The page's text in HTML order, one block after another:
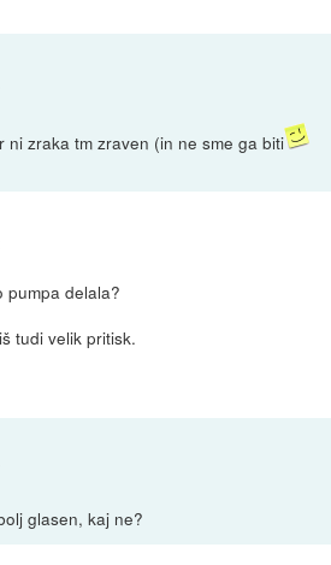
ni zraka tm zraven (in ne sme ga biti
pumpa delala?
tudi velik pritisk.
glasen, kaj ne?